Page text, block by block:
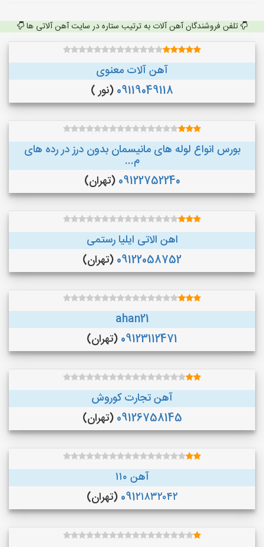
تلفن فروشندگان آهن آلات به ترتیب ستاره در سایت آهن آلاتی ها
آهن آلات معنوی
09119049118 (نور )
بورس انواع لوله های مانیسمان بدون درز در رده های
م...
09122752240 (تهران)
اهن الاتی ایلیا رستمی
09122058752 (تهران)
ahan21
09123112471 (تهران)
آهن تجارت کوروش
09126758145 (تهران)
آهن ۱۱۰
091۲۱۸۳۲۰۴۲ (تهران)